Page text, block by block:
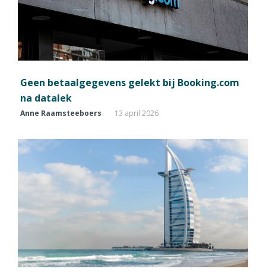
Geen betaalgegevens gelekt bij Booking.com
na datalek
Anne Raamsteeboers 13 april 2026